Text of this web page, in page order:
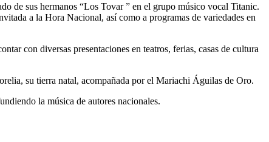
de sus hermanos “Los Tovar ” en el grupo músico vocal Titanic.
a la Hora Nacional, así como a programas de variedades en
con diversas presentaciones en teatros, ferias, casas de cultura
su tierra natal, acompañada por el Mariachi Águilas de Oro.
la música de autores nacionales.